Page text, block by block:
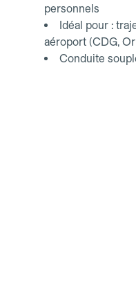
personnels
Idéal pour :
aéroport (CDG,
Conduite